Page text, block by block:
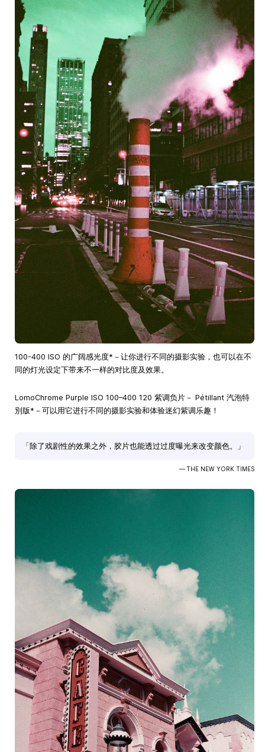
100-400 ISO 的广阔感光度*－让你进行不同的摄影实验，也可以在不
同的灯光设定下带来不一样的对比度及效果。
LomoChrome Purple ISO 100–400 120 紫调负片－ Pétillant 汽泡特
別版*－可以用它进行不同的摄影实验和体验迷幻紫调乐趣！
「除了戏剧性的效果之外，胶片也能透过过度曝光来改变颜色。」
— THE NEW YORK TIMES